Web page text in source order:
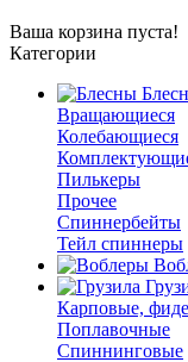
Ваша корзина пуста!
Категории
Вращающиеся
Колебающиеся
Пилькеры
Прочее
Спиннербейты
Тейл спиннеры
Карповые,
Поплавочные
Спиннинговые